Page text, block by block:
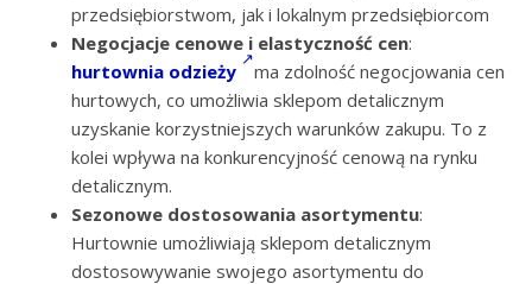
przedsiębiorstwom, jak i lokalnym przedsiębiorcom
Negocjacje cenowe i elastyczność cen:
hurtownia odzieży
ma zdolność negocjowania cen
hurtowych, co umożliwia sklepom detalicznym
uzyskanie korzystniejszych warunków zakupu. To z
kolei wpływa na konkurencyjność cenową na rynku
detalicznym.
Sezonowe dostosowania asortymentu:
Hurtownie umożliwiają sklepom detalicznym
dostosowywanie swojego asortymentu do